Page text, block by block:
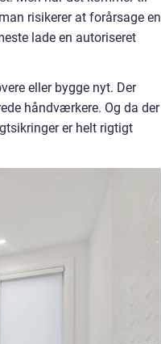
risikerer at forårsage en
lade en autoriseret
eller bygge nyt. Der
håndværkere. Og da der
er helt rigtigt